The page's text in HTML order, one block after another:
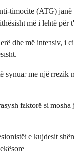
timocite (ATG)
më i lehtë për
dhe më intensiv, i
me një rrezik
faktorë si
e kujdesit